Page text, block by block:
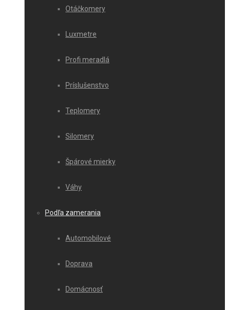
Otáčkomery
Luxmetre
Profi meradlá
Príslušenstvo
Teplomery
Silomery
Špárové mierky
Váhy
Podľa zamerania
Automobilové
Doprava
Domácnosť